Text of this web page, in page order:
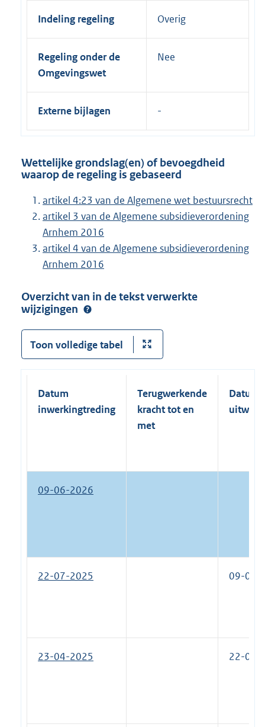
Indeling regeling Overig
Regeling onder de
Omgevingswet
Nee
Externe bijlagen
Wettelijke grondslag(en) of bevoegdheid
waarop de regeling is gebaseerd
artikel 4:23 van de Algemene wet bestuursrecht
artikel 3 van de Algemene subsidieverordening
Arnhem 2016
artikel 4 van de Algemene subsidieverordening
Arnhem 2016
Overzicht van in de tekst verwerkte
wijzigingen
Toon volledige tabel
Datum
inwerkingtreding
Terugwerkende
kracht tot en
met
Datum
09-06-2026
22-07-2025 09-06-
23-04-2025 22-07-